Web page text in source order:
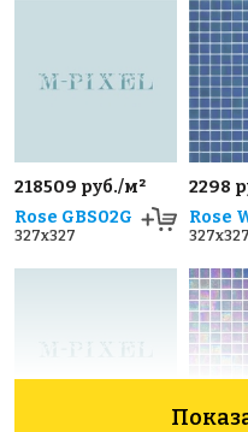
218509 руб./м²
Rose GBS02G
327x327
2298
Rose
327x327